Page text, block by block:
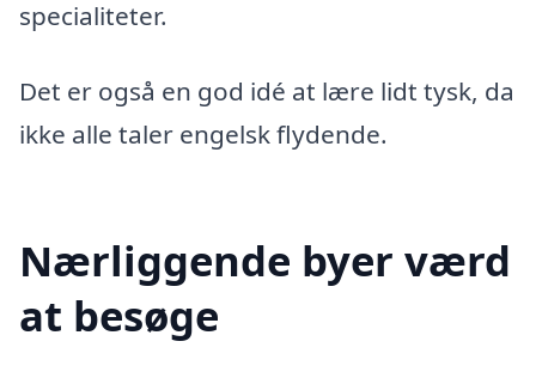
specialiteter.
Det er også en god idé at lære lidt tysk, da
ikke alle taler engelsk flydende.
Nærliggende byer værd
at besøge